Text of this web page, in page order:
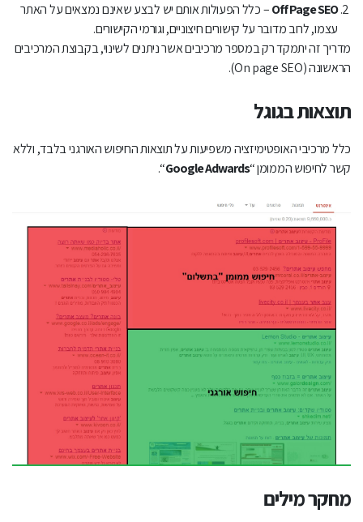
Off Page SEO– כלל הפעולות אותם יש לבצע שאינם נמצאים על האתר
עצמו, לרוב מדובר על קישורים חיצוניים, וגורמי הקישורים.
מדריך זה יתמקד רק במספר מרכיבים אשר ניתנים לשינוי, בקבוצת המרכיבים
הראשונה (On page SEO).
תוצאות בגוגל
כלל מרכיבי האופטימיזציה משפיעות על תוצאות החיפוש האורגני בלבד, וללא
קשר לחיפוש הממומן “Google Adwards
“.
מחקר מילים